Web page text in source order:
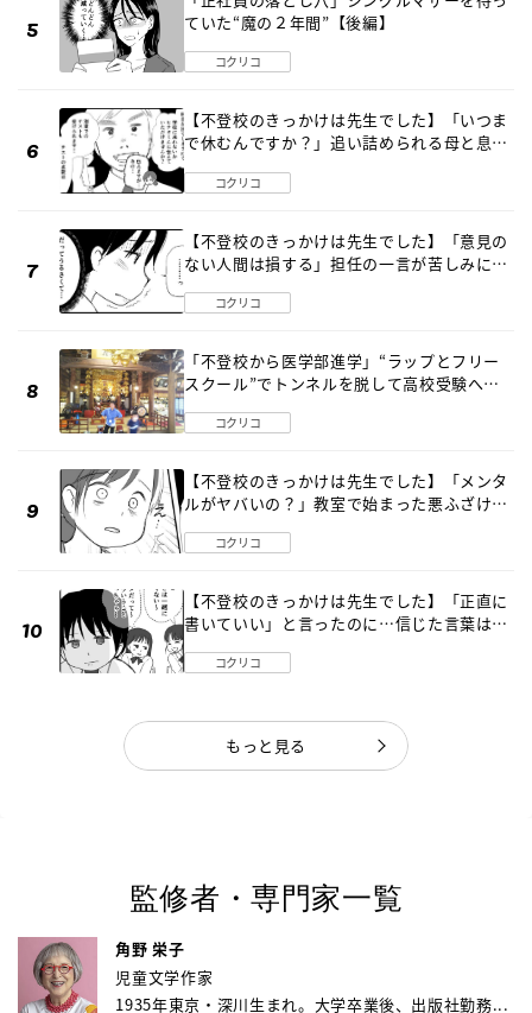
ていた“魔の２年間”【後編】
コクリコ
【不登校のきっかけは先生でした】「いつま
で休むんですか？」追い詰められる母と息子
コクリコ
【不登校のきっかけは先生でした】「意見の
ない人間は損する」担任の一言が苦しみに…
コクリコ
「不登校から医学部進学」“ラップとフリー
スクール”でトンネルを脱して高校受験へ
コクリコ
【不登校のきっかけは先生でした】「メンタ
ルがヤバいの？」教室で始まった悪ふざけ
コクリコ
【不登校のきっかけは先生でした】「正直に
書いていい」と言ったのに…信じた言葉は噓
コクリコ
もっと見る
監修者・専門家一覧
角野 栄子
児童文学作家
1935年東京・深川生まれ。大学卒業後、出版社勤務...